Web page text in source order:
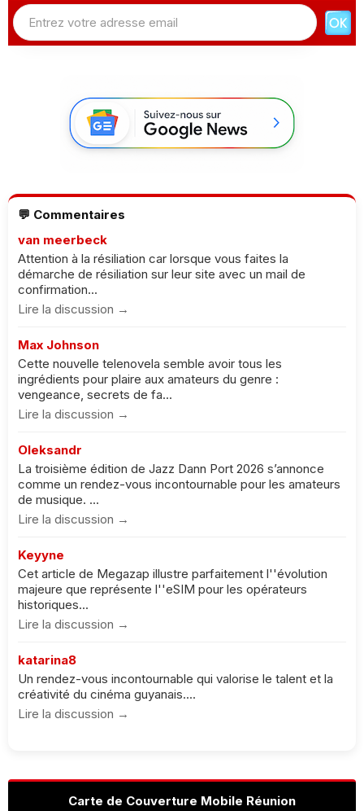
💬 Commentaires
van meerbeck
Attention à la résiliation car lorsque vous faites la
démarche de résiliation sur leur site avec un mail de
confirmation...
Lire la discussion →
Max Johnson
Cette nouvelle telenovela semble avoir tous les
ingrédients pour plaire aux amateurs du genre :
vengeance, secrets de fa...
Lire la discussion →
Oleksandr
La troisième édition de Jazz Dann Port 2026 s’annonce
comme un rendez-vous incontournable pour les amateurs
de musique. ...
Lire la discussion →
Keyyne
Cet article de Megazap illustre parfaitement l''évolution
majeure que représente l''eSIM pour les opérateurs
historiques...
Lire la discussion →
katarina8
Un rendez-vous incontournable qui valorise le talent et la
créativité du cinéma guyanais....
Lire la discussion →
Carte de Couverture Mobile Réunion